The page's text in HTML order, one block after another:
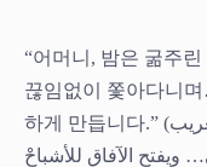
“어머니, 밤은 굶주
끊임없이 쫓아다니
하게 만듭니다.” (الليل – يا أمّاه ذئبٌ جائعٌ سفاحْ يطارد الغريب